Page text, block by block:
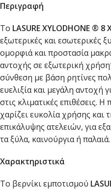
Περιγραφή
To LASURE XYLODHONE ® 8
εξωτερικές και εσωτερικές
ομορφιά και προστασία
αντοχής σε εξωτερική
σύνθεση με βάση ρητίνες
ευελιξία και μεγάλη αντοχή
στις κλιματικές επιθέσεις.
χαρίζει ευκολία χρήσης και
επικάλυψης ατελειών, για
τα ξύλα, καινούργια ή παλαιά.
Χαρακτηριστικά
Το βερνίκι εμποτισμού